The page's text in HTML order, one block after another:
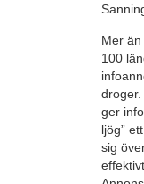
Mer
100
ger
ljög”
sig